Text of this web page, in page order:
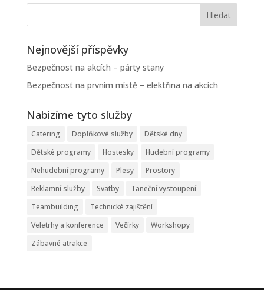
Nejnovější příspěvky
Bezpečnost na akcích – párty stany
Bezpečnost na prvním místě – elektřina na akcích
Nabizíme tyto služby
Catering Doplňkové služby
Dětské dny
Dětské programy
Hostesky
Hudební programy
Nehudební programy
Plesy
Prostory
Reklamní služby
Svatby
Taneční vystoupení
Teambuilding
Technické zajištění
Veletrhy a konference
Večírky
Workshopy
Zábavné atrakce